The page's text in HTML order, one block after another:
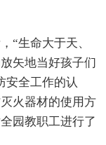
“生命大于天、
矢地当好孩子们
安全工作的认
火器材的使用方
园教职工进行了